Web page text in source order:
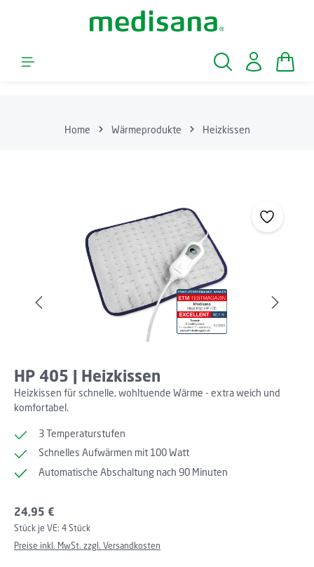
Zum Hauptinhalt springen
Home Wärmeprodukte Heizkissen
HP 405 | Heizkissen
Heizkissen für schnelle, wohltuende Wärme - extra weich und
komfortabel.
3 Temperaturstufen
Schnelles Aufwärmen mit 100 Watt
Automatische Abschaltung nach 90 Minuten
Regulärer Preis:
24,95 €
Stück je VE: 4 Stück
Preise inkl. MwSt. zzgl. Versandkosten